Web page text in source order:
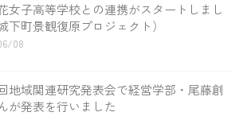
女子高等学校との連携がスタートしまし
下町景観復原プロジェクト）
08
地域関連研究発表会で経営学部・尾藤創
が発表を行いました